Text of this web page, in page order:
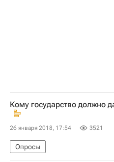
Кому государство должно
26 января 2018, 17:54 3521
Опросы